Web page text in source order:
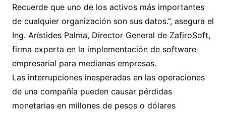
Recuerde que uno de los activos más importantes
de cualquier organización son sus datos.”, asegura el
Ing. Arístides Palma, Director General de ZafiroSoft,
firma experta en la implementación de software
empresarial para medianas empresas.
Las interrupciones inesperadas en las operaciones
de una compañía pueden causar pérdidas
monetarias en millones de pesos o dólares